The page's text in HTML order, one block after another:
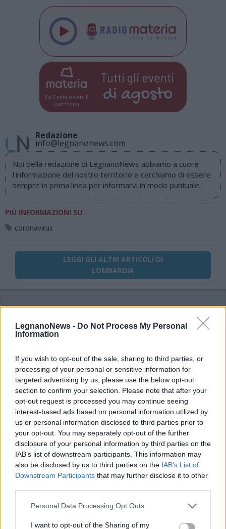
LegnanoNews - Do Not Process My Personal
Information
If you wish to opt-out of the sale, sharing to third parties, or
processing of your personal or sensitive information for
targeted advertising by us, please use the below opt-out
section to confirm your selection. Please note that after your
opt-out request is processed you may continue seeing
interest-based ads based on personal information utilized by
us or personal information disclosed to third parties prior to
your opt-out. You may separately opt-out of the further
disclosure of your personal information by third parties on the
IAB’s list of downstream participants. This information may
also be disclosed by us to third parties on the IAB’s List of
Downstream Participants that may further disclose it to other
Personal Data Processing Opt Outs
I want to opt-out of the Sharing of my
Via Confalonieri, 5
Castronno
Tutti gli eventi
di agosto
Redazione
info@legnanonews.com
Noi della redazione di LegnanoNews abbiamo a cuore
l'informazione del nostro territorio e cerchiamo di essere
sempre in prima linea per informarvi in modo puntuale.
PIÙ INFORMAZIONI SU
coronavirus
LEGGI GLI ALTRI ARTICOLI DI
LOMBARDIA
Selezioniamo per te
Commenti
Accedioregistratiper commentare questo
commento esprime il pensiero dell'autore e non rappresenta la linea editoriale
di VareseNews.it, che rimane autonoma e indipendente. I messaggi inclusi nei
possono essere automaticamente pubblicati senza filtro preventivo. I commenti